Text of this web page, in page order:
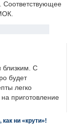
Соответствующее
близким. С
будет
легко
приготовление
ни «крути»!